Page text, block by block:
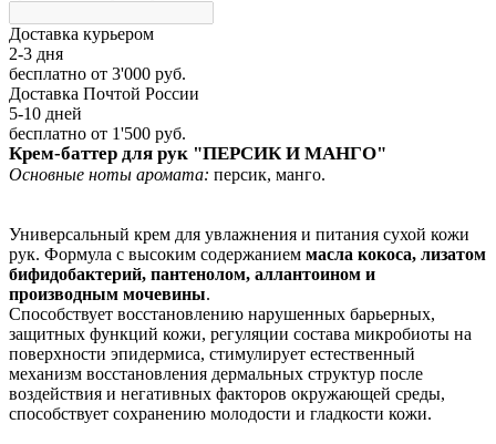
Доставка курьером
2-3 дня
бесплатно от 3'000 руб.
Доставка Почтой России
5-10 дней
бесплатно от 1'500 руб.
Крем-баттер для рук "ПЕРСИК И МАНГО"
Основные ноты аромата: персик, манго.
Универсальный крем для увлажнения и питания сухой кожи
рук. Формула с высоким содержанием масла кокоса, лизатом
бифидобактерий, пантенолом, аллантоином и
производным мочевины.
Способствует восстановлению нарушенных барьерных,
защитных функций кожи, регуляции состава микробиоты на
поверхности эпидермиса, стимулирует естественный
механизм восстановления дермальных структур после
воздействия и негативных факторов окружающей среды,
способствует сохранению молодости и гладкости кожи.